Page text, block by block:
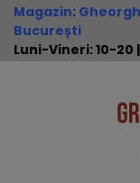
Magazin:
București
Luni-Vineri: 10-20